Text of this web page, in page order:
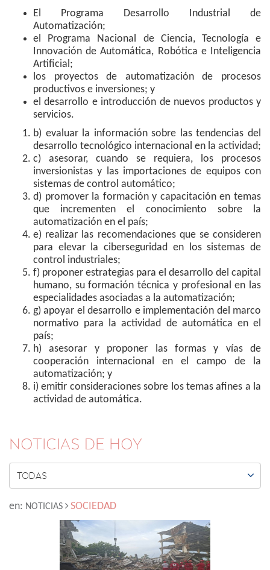
El Programa Desarrollo Industrial de
Automatización;
el Programa Nacional de Ciencia, Tecnología e
Innovación de Automática, Robótica e Inteligencia
Artificial;
los proyectos de automatización de procesos
productivos e inversiones; y
el desarrollo e introducción de nuevos productos y
servicios.
b) evaluar la información sobre las tendencias del
desarrollo tecnológico internacional en la actividad;
c) asesorar, cuando se requiera, los procesos
inversionistas y las importaciones de equipos con
sistemas de control automático;
d) promover la formación y capacitación en temas
que incrementen el conocimiento sobre la
automatización en el país;
e) realizar las recomendaciones que se consideren
para elevar la ciberseguridad en los sistemas de
control industriales;
f) proponer estrategias para el desarrollo del capital
humano, su formación técnica y profesional en las
especialidades asociadas a la automatización;
g) apoyar el desarrollo e implementación del marco
normativo para la actividad de automática en el
país;
h) asesorar y proponer las formas y vías de
cooperación internacional en el campo de la
automatización; y
i) emitir consideraciones sobre los temas afines a la
actividad de automática.
NOTICIAS DE HOY
TODAS 
en: NOTICIAS SOCIEDAD